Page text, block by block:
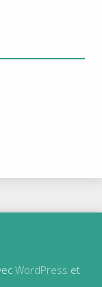
WordPress et